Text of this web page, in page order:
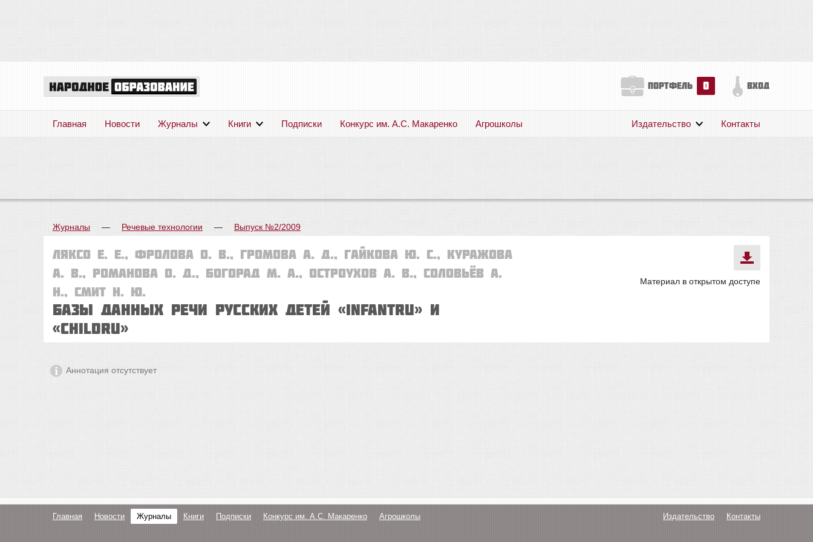
портфель 0 вход
Главная Новости Журналы Книги Подписки Конкурс им. А.С. Макаренко Агрошколы
Публикации
Издательство Контакты
Журналы — Речевые технологии — Выпуск №2/2009
Ляксо Е. Е., Фролова О. В., Громова А. Д., Гайкова Ю. С., Куражова
А. В., Романова О. Д., Богорад М. А., Остроухов А. В., Соловьёв А.
Н., Смит Н. Ю.
Базы данных речи русских детей «INFANTRU» и
«CHILDRU»
Материал в открытом доступе
Аннотация отсутствует
Главная Новости Журналы Книги Подписки Конкурс им. А.С. Макаренко Агрошколы Издательство Контакты